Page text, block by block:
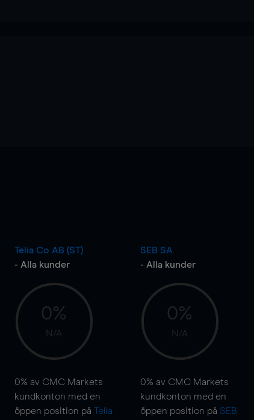
Telia Co AB (ST)
- Alla kunder
0%
N/A
0% av CMC Markets
kundkonton med en
öppen position på Telia
SEB SA
- Alla kunder
0%
N/A
0% av CMC Markets
kundkonton med en
öppen position på SEB